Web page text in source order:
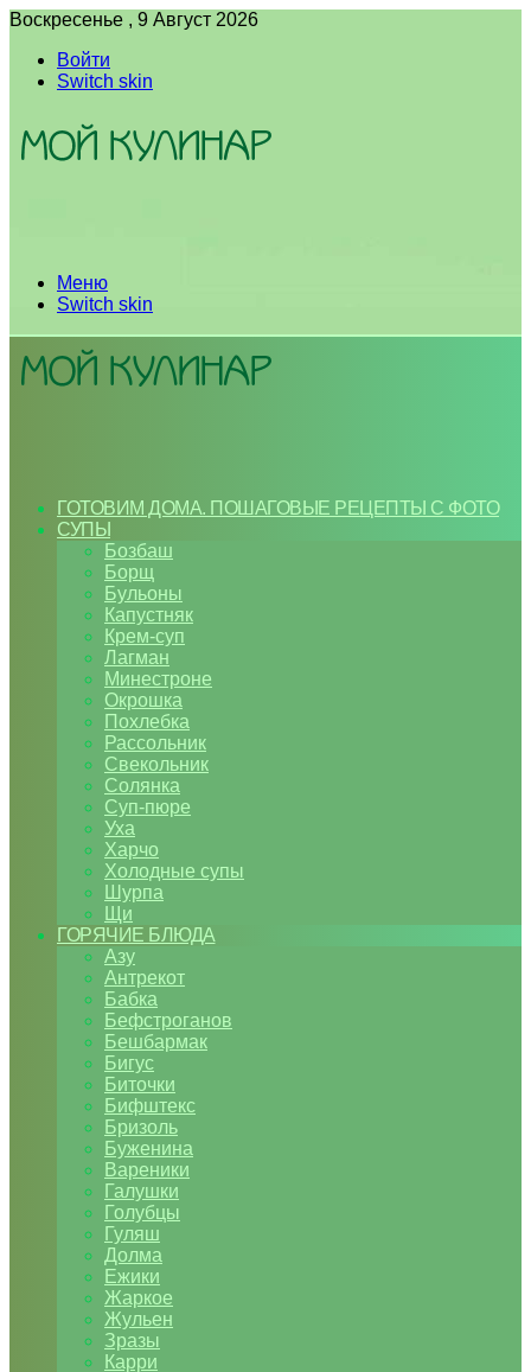
Воскресенье , 9 Август 2026
Войти
Switch skin
Меню
Switch skin
ГОТОВИМ ДОМА. ПОШАГОВЫЕ РЕЦЕПТЫ С ФОТО
СУПЫ
Бозбаш
Борщ
Бульоны
Капустняк
Крем-суп
Лагман
Минестроне
Окрошка
Похлебка
Рассольник
Свекольник
Солянка
Суп-пюре
Уха
Харчо
Холодные супы
Шурпа
Щи
ГОРЯЧИЕ БЛЮДА
Азу
Антрекот
Бабка
Бефстроганов
Бешбармак
Бигус
Биточки
Бифштекс
Бризоль
Буженина
Вареники
Галушки
Голубцы
Гуляш
Долма
Ежики
Жаркое
Жульен
Зразы
Карри